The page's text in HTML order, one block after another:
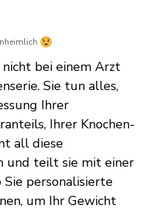
nicht bei einem Arzt
Sie tun alles,
Ihrer
Ihrer Knochen-
all diese
und teilt sie mit einer
personalisierte
um Ihr Gewicht